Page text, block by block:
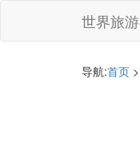
世界旅游
导航:首页 >